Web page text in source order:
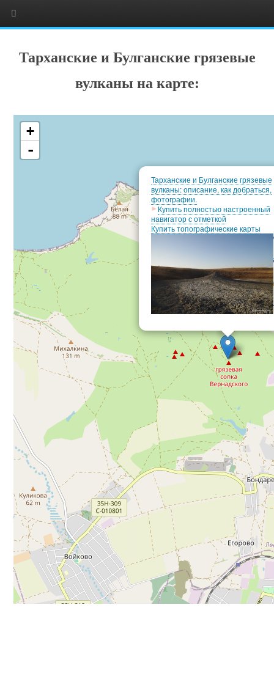
Тарханские и Булганские грязевые
вулканы на карте:
Тарханские и Булганские грязевые
вулканы: описание, как добраться,
фотографии.
Купить полностью настроенный
навигатор с отметкой
Купить топографические карты
+
-